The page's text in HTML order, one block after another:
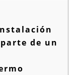
de un